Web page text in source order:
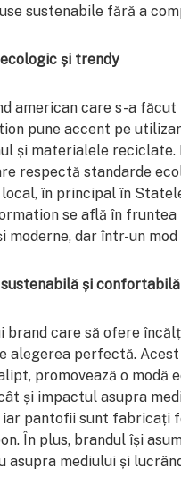
sustenabile fără a
ecologic și trendy
american care s-a
pune accent pe
și materialele reciclate.
respectă standarde
în principal în
se află în fruntea
moderne, dar într-un
și confortabilă
brand care să ofere
alegerea perfectă.
promovează o modă
și impactul asupra
pantofii sunt fabricați
În plus, brandul își
asupra mediului și